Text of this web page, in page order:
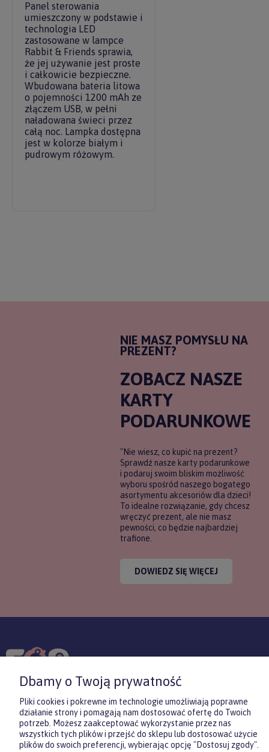
Panel sterowania
umieszczony w podstawie i
technologia LED
zastosowane w lampce
Rabbit & Friends sprawia,
że jej używanie jest proste
i całkowicie bezpieczne.
Wbudowana bateria litowa
o pojemności 1200 mAh ze
złączem USB, w pełni
naładowana świeci przez
całą noc. Lampka dostępna
jest w kolorze białym i
pudrowym różowym.
NIE MASZ POMYSŁU NA
PREZENT?
ZOBACZ NASZE
KARTY
PODARUNKOWE
"Nie wiesz, co kupić na prezent?
Sprawdź nasze karty podarunkowe
i podaruj swoim bliskim możliwość
wyboru spośród naszego bogatego
asortymentu akcesoriów dla dzieci!
To idealne rozwiązanie, gdy chcesz
wręczyć prezent, ale nie masz
pewności, co będzie najbardziej
trafione.
DOWIEDZ SIĘ WIĘCEJ
Sklep internetowy Shoper.pl
Copyrights by ForKids 2023. Wszelkie prawa zastrzeżone.
Dbamy o Twoją prywatność
Pliki cookies i pokrewne im technologie umożliwiają poprawne
działanie strony i pomagają nam dostosować ofertę do Twoich
potrzeb. Możesz zaakceptować wykorzystanie przez nas
wszystkich tych plików i przejść do sklepu lub dostosować użycie
plików do swoich preferencji, wybierając opcję "Dostosuj zgody".